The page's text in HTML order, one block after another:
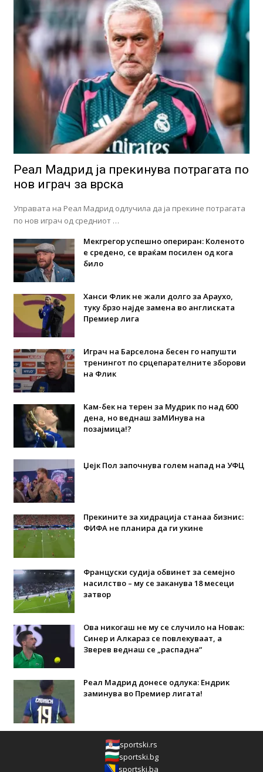
Реал Мадрид ја прекинува потрагата по
нов играч за врска
Управата на Реал Мадрид одлучила да ја прекине потрагата
по нов играч од средниот …
Мекгрегор успешно опериран: Коленото
е средено, се враќам посилен од кога
било
Ханси Флик не жали долго за Араухо,
туку брзо најде замена во англиската
Премиер лига
Играч на Барселона бесен го напушти
тренингот по срцепарателните зборови
на Флик
Кам-бек на терен за Мудрик по над 600
дена, но веднаш заМИнува на
позајмица!?
Џејк Пол започнува голем напад на УФЦ
Прекините за хидрација станаа бизнис:
ФИФА не планира да ги укине
Француски судија обвинет за семејно
насилство – му се заканува 18 месеци
затвор
Ова никогаш не му се случило на Новак:
Синер и Алкараз се повлекуваат, а
Зверев веднаш се „распадна“
Реал Мадрид донесе одлука: Eндрик
заминува во Премиер лигата!
sportski.rs
sportski.bg
sportski.ba